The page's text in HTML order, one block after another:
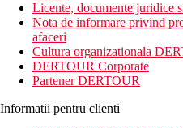
Licente, documente juridice
Nota de informare privind
afaceri
Cultura organizationala
DERTOUR Corporate
Partener DERTOUR
Informatii pentru clienti